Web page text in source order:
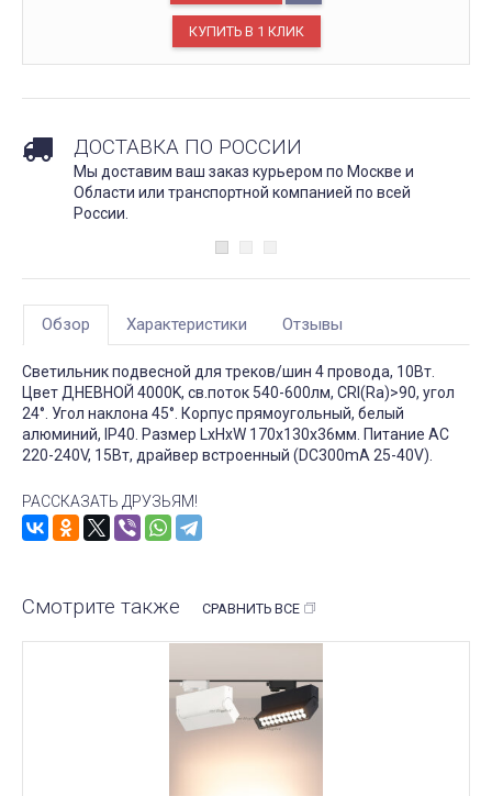
ДОСТАВКА ПО РОССИИ
Мы доставим ваш заказ курьером по Москве и
Области или транспортной компанией по всей
России.
Обзор Характеристики Отзывы
Светильник подвесной для треков/шин 4 провода, 10Вт.
Цвет ДНЕВНОЙ 4000K, св.поток 540-600лм, CRI(Ra)>90, угол
24°. Угол наклона 45°. Корпус прямоугольный, белый
алюминий, IP40. Размер LxHxW 170x130x36мм. Питание AC
220-240V, 15Вт, драйвер встроенный (DC300mA 25-40V).
РАССКАЗАТЬ ДРУЗЬЯМ!
Смотрите также СРАВНИТЬ ВСЕ